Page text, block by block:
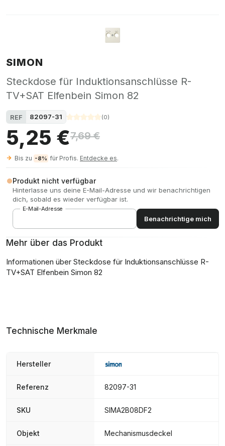
SIMON
Steckdose für Induktionsanschlüsse R-
TV+SAT Elfenbein Simon 82
REF 82097-31 (0)
5,25 €7,69 €
Bis zu -8% für Profis. Entdecke es.
Produkt nicht verfügbar
Hinterlasse uns deine E-Mail-Adresse und wir benachrichtigen
dich, sobald es wieder verfügbar ist.
E-Mail-Adresse
Benachrichtige mich
Mehr über das Produkt
Informationen über Steckdose für Induktionsanschlüsse R-
TV+SAT Elfenbein Simon 82
Technische Merkmale
Hersteller
Referenz 82097-31
SKU SIMA2B08DF2
Objekt Mechanismusdeckel